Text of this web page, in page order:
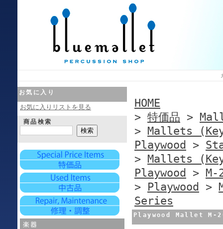
お気に入り
お気に入りリストを見る
商品検索
HOME
> 特価品 >
> Mallets
Playwood
>
> Mallets
Playwood
>
> Playwood >
Series
Playwood Mallet M-